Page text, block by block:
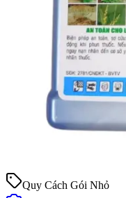
Quy Cách Gói Nhỏ